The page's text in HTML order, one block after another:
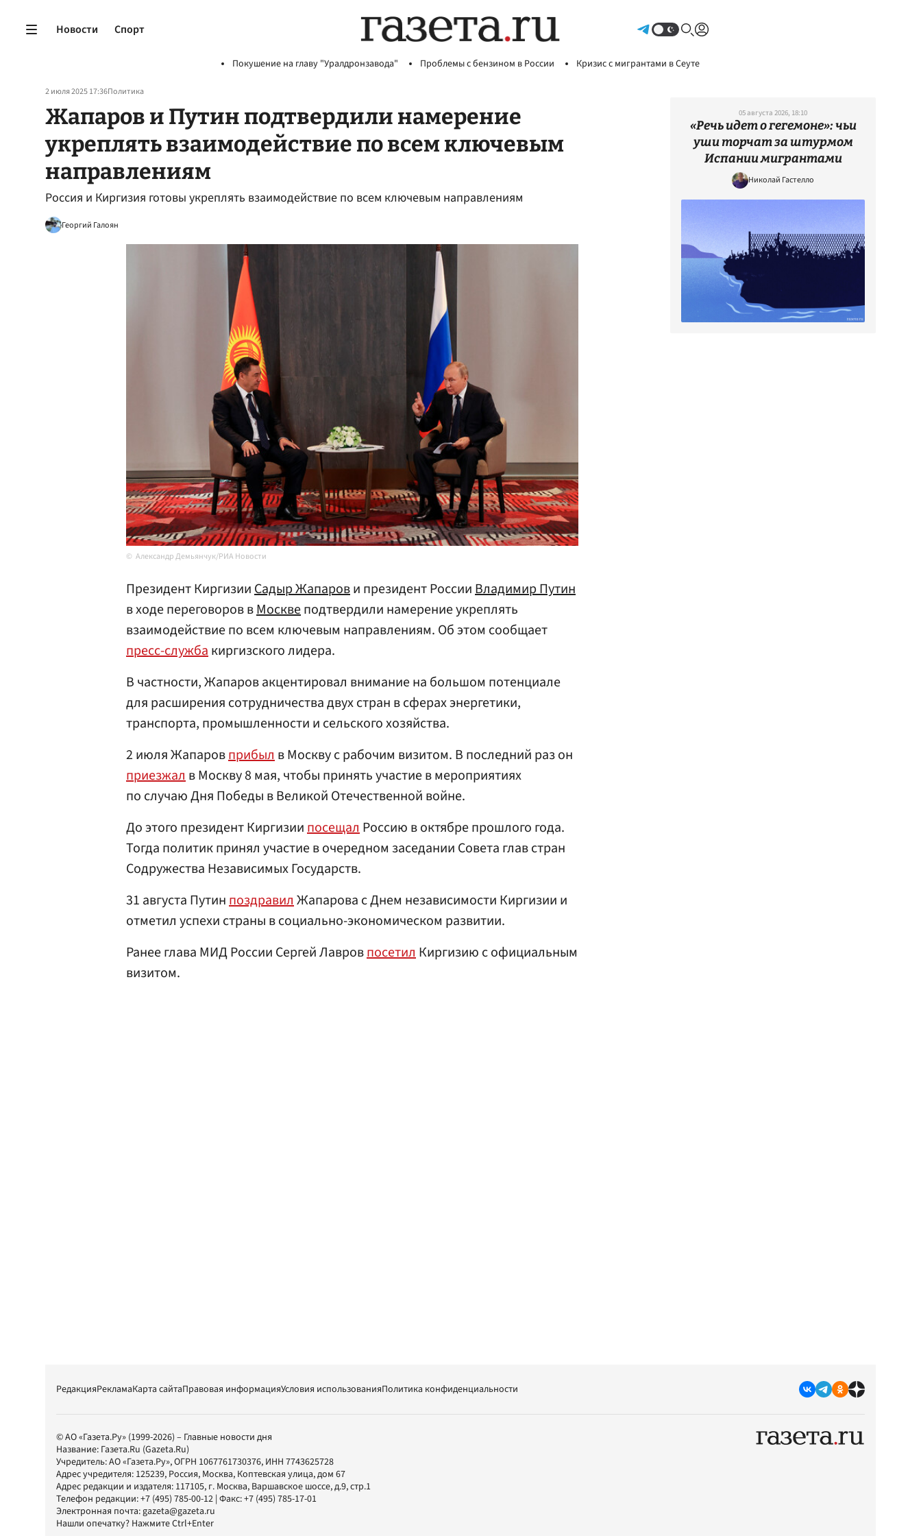
Новости Спорт
Покушение на главу "Уралдронзавода" Проблемы с бензином в России Кризис с мигрантами в Сеуте
2 июля 2025 17:36Политика
Жапаров и Путин подтвердили намерение
укреплять взаимодействие по всем ключевым
направлениям
Россия и Киргизия готовы укреплять взаимодействие по всем ключевым направлениям
Георгий Галоян
Александр Демьянчук/РИА Новости
Президент КиргизииСадыр Жапарови президент РоссииВладимир Путин
в ходе переговоров вМосквеподтвердили намерение укреплять
взаимодействие по всем ключевым направлениям. Об этом сообщает
пресс-службакиргизского лидера.
В частности, Жапаров акцентировал внимание на большом потенциале
для расширения сотрудничества двух стран в сферах энергетики,
транспорта, промышленности и сельского хозяйства.
2 июля Жапаровприбылв Москву с рабочим визитом. В последний раз он
приезжалв Москву 8 мая, чтобы принять участие в мероприятиях
по случаю Дня Победы в Великой Отечественной войне.
До этого президент КиргизиипосещалРоссию в октябре прошлого года.
Тогда политик принял участие в очередном заседании Совета глав стран
Содружества Независимых Государств.
31 августа ПутинпоздравилЖапарова с Днем независимости Киргизии и
отметил успехи страны в социально-экономическом развитии.
Ранее глава МИД России Сергей ЛавровпосетилКиргизию с официальным
визитом.
05 августа 2026, 18:10
«Речь идет о гегемоне»: чьи
уши торчат за штурмом
Испании мигрантами
Николай Гастелло
РедакцияРекламаКарта сайтаПравовая информацияУсловия использованияПолитика конфиденциальности
© АО «Газета.Ру» (1999-2026) – Главные новости дня
Название: Газета.Ru (Gazeta.Ru)
Учредитель:АО «Газета.Ру», ОГРН 1067761730376, ИНН 7743625728
Адрес учредителя: 125239, Россия, Москва, Коптевская улица, дом 67
Адрес редакции и издателя: 117105, г. Москва, Варшавское шоссе, д.9, стр.1
Телефон редакции:+7 (495) 785-00-12 | Факс:+7 (495) 785-17-01
Электронная почта:gazeta@gazeta.ru
Нашли опечатку? Нажмите Ctrl+Enter